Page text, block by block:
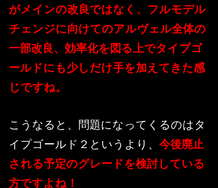
がメインの改良ではなく、フルモデル
チェンジに向けてのアルヴェル全体の
一部改良、効率化を図る上でタイプゴ
ールドにも少しだけ手を加えてきた感
じですね。
こうなると、問題になってくるのはタ
イプゴールド２というより、 今後廃止
される予定のグレードを検討している
方ですよね！